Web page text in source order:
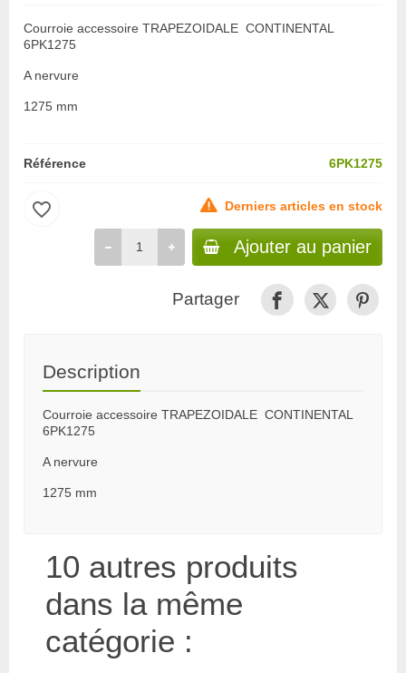
Courroie accessoire TRAPEZOIDALE CONTINENTAL
6PK1275
A nervure
1275 mm
Référence 6PK1275
Derniers articles en stock
Ajouter au panier
favorite_border
Partager
Description
Courroie accessoire TRAPEZOIDALE CONTINENTAL
6PK1275
A nervure
1275 mm
10 autres produits
dans la même
catégorie :